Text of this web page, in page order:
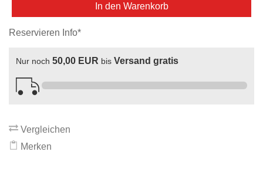
In den Warenkorb
Reservieren Info*
Nur noch 50,00 EUR bis Versand gratis
Vergleichen
Merken